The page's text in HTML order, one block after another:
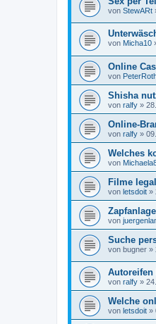
von StewARt
von Micha10
Online
von
Shisha
von ralfy »
Online-
von ralfy »
Welches
von
Filme
von letsdoit »
von
Suche
von bugner »
Autoreifen
von ralfy »
Welche
von letsdoit »